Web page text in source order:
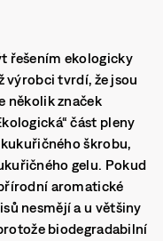
řešením ekologicky
výrobci tvrdí, že jsou
několik značek
část pleny
škrobu,
gelu. Pokud
aromatické
nesmějí a u většiny
biodegradabilní